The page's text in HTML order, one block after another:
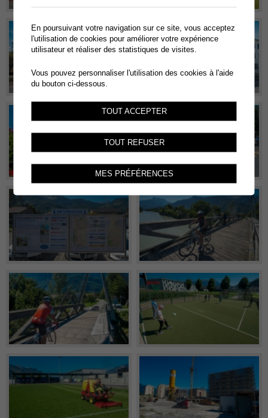
En poursuivant votre navigation sur ce site, vous acceptez
l'utilisation de cookies pour améliorer votre expérience
utilisateur et réaliser des statistiques de visites.
Vous pouvez personnaliser l'utilisation des cookies à l'aide
du bouton ci-dessous.
TOUT ACCEPTER
TOUT REFUSER
MES PRÉFÉRENCES